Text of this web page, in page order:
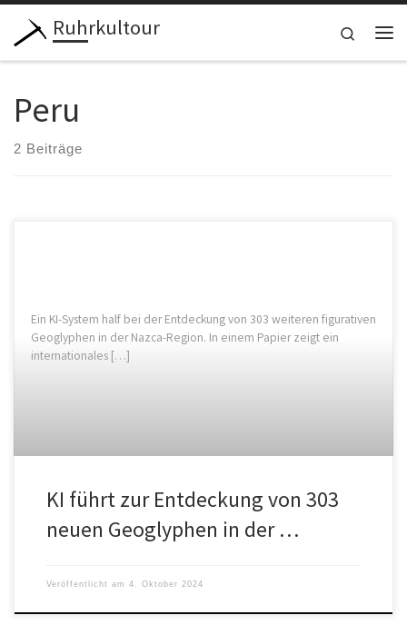
Zum Inhalt springen
Ruhrkultour
Search
Peru
2 Beiträge
Ein KI-System half bei der Entdeckung von 303 weiteren figurativen
Geoglyphen in der Nazca-Region. In einem Papier zeigt ein
internationales […]
KI führt zur Entdeckung von 303
neuen Geoglyphen in der …
Veröffentlicht am 4. Oktober 2024